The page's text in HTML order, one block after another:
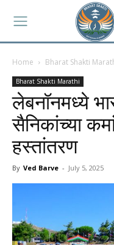
Home Bharat Shakti
Bharat Shakti Marathi
लेबनॉनमध्ये
सैनिकांच्या
हस्तांतरण
By Ved Barve - July 5, 2025